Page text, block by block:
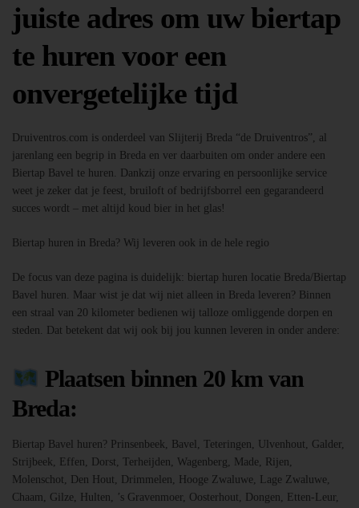
juiste adres om uw biertap
te huren voor een
onvergetelijke tijd
Druiventros.com is onderdeel van Slijterij Breda “de Druiventros”, al
jarenlang een begrip in Breda en ver daarbuiten om onder andere een
Biertap Bavel te huren. Dankzij onze ervaring en persoonlijke service
weet je zeker dat je feest, bruiloft of bedrijfsborrel een gegarandeerd
succes wordt – met altijd koud bier in het glas!
Biertap huren in Breda? Wij leveren ook in de hele regio
De focus van deze pagina is duidelijk: biertap huren locatie Breda/Biertap
Bavel huren. Maar wist je dat wij niet alleen in Breda leveren? Binnen
een straal van 20 kilometer bedienen wij talloze omliggende dorpen en
steden. Dat betekent dat wij ook bij jou kunnen leveren in onder andere:
Plaatsen binnen 20 km van
Breda:
Biertap Bavel huren? Prinsenbeek, Bavel, Teteringen, Ulvenhout, Galder,
Strijbeek, Effen, Dorst, Terheijden, Wagenberg, Made, Rijen,
Molenschot, Den Hout, Drimmelen, Hooge Zwaluwe, Lage Zwaluwe,
Chaam, Gilze, Hulten, ’s Gravenmoer, Oosterhout, Dongen, Etten-Leur,